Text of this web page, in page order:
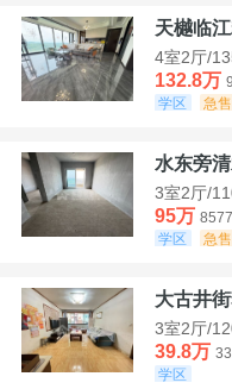
天樾临
4室2厅/
132.8万
学区
急售
水东旁
3室2厅/
95万
学区
急售
大古井
3室2厅/
39.8万
学区